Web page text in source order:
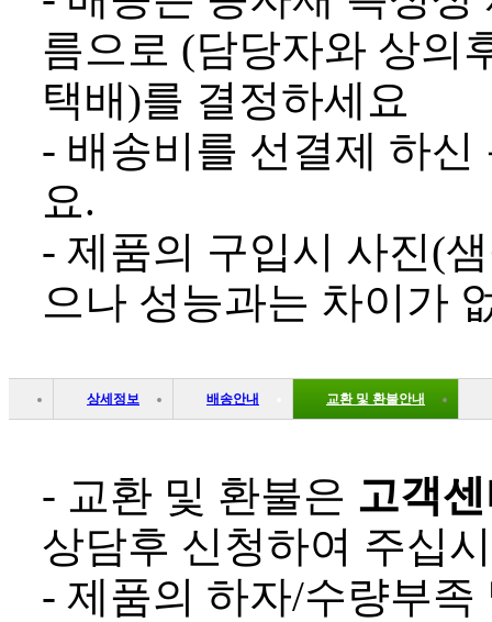
름으로 (담당자와 상의
택배)를 결정하세요
- 배송비를 선결제 하
요.
- 제품의 구입시 사진(
으나 성능과는 차이가
상세정보 배송안내 교환 및 환불안내
- 교환 및 환불은 고객
상담후 신청하여 주십
- 제품의 하자/수량부